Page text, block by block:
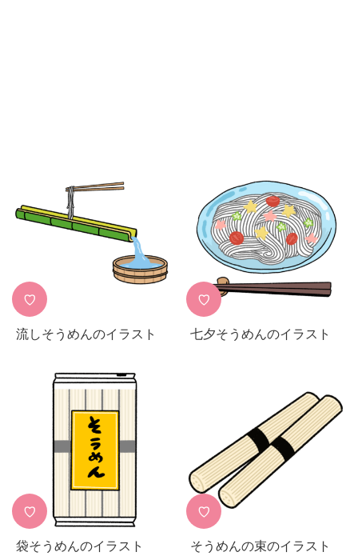
♡
流しそうめんのイラスト
♡
七夕そうめんのイラスト
♡
袋そうめんのイラスト
♡
そうめんの束のイラスト